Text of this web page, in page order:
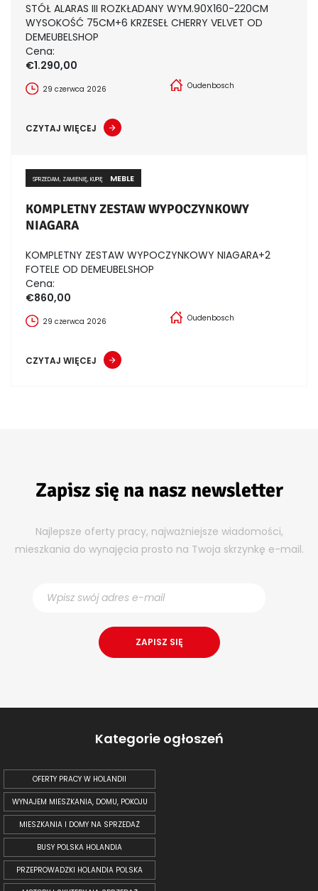
STÓŁ ALARAS III ROZKŁADANY WYM.90X160-220CM
WYSOKOŚĆ 75CM+6 KRZESEŁ CHERRY VELVET OD
DEMEUBELSHOP
Cena:
€1.290,00
29 czerwca 2026 Oudenbosch
CZYTAJ WIĘCEJ
SPRZEDAM, ZAMIENIĘ, KUPIĘ MEBLE
KOMPLETNY ZESTAW WYPOCZYNKOWY
NIAGARA
KOMPLETNY ZESTAW WYPOCZYNKOWY NIAGARA+2
FOTELE OD DEMEUBELSHOP
Cena:
€860,00
29 czerwca 2026 Oudenbosch
CZYTAJ WIĘCEJ
Zapisz się na nasz newsletter
Najlepsze oferty pracy, najważniejsze wiadomości,
mieszkania do wynajęcia prosto na Twoja skrzynkę e-mail.
Kategorie ogłoszeń
OFERTY PRACY W HOLANDII
WYNAJEM MIESZKANIA, DOMU, POKOJU
MIESZKANIA I DOMY NA SPRZEDAŻ
BUSY POLSKA HOLANDIA
PRZEPROWADZKI HOLANDIA POLSKA